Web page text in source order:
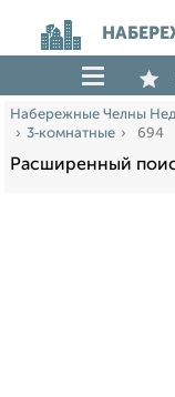
Набережные Челны
3‑комнатные
694
Расширенный